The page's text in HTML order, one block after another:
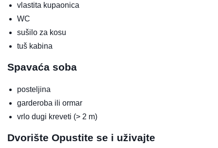
vlastita kupaonica
WC
sušilo za kosu
tuš kabina
Spavaća soba
posteljina
garderoba ili ormar
vrlo dugi kreveti (> 2 m)
Dvorište Opustite se i uživajte